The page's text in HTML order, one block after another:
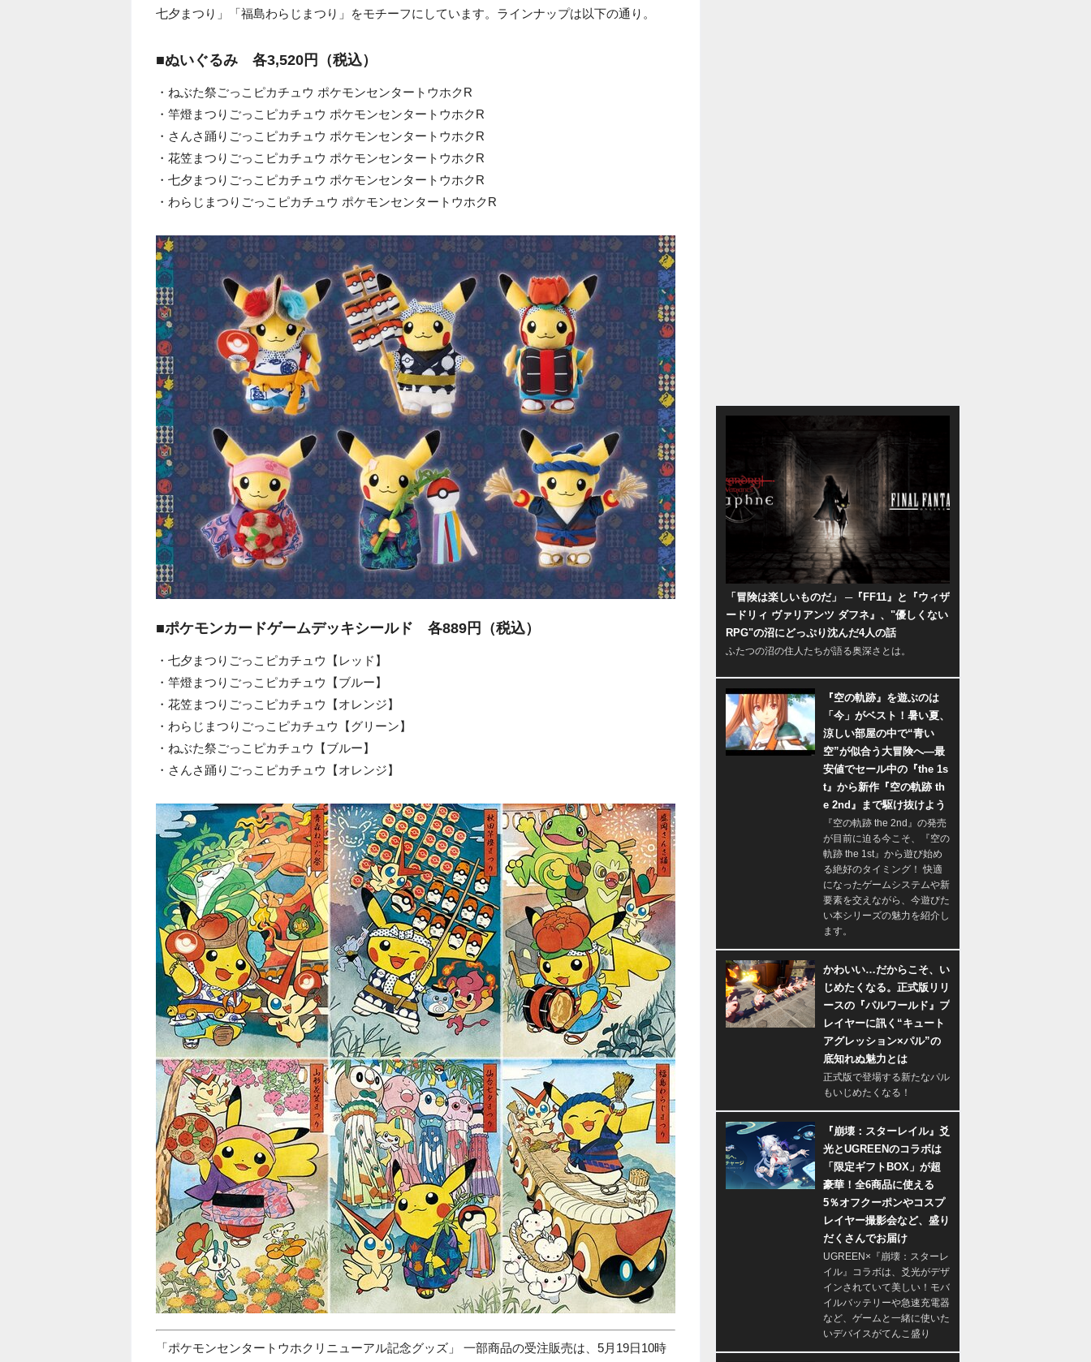
七夕まつり」「福島わらじまつり」をモチーフにしています。ラインナップは以下の通り。
■ぬいぐるみ 各3,520円（税込）
・ねぶた祭ごっこピカチュウ ポケモンセンタートウホクR
・竿燈まつりごっこピカチュウ ポケモンセンタートウホクR
・さんさ踊りごっこピカチュウ ポケモンセンタートウホクR
・花笠まつりごっこピカチュウ ポケモンセンタートウホクR
・七夕まつりごっこピカチュウ ポケモンセンタートウホクR
・わらじまつりごっこピカチュウ ポケモンセンタートウホクR
■ポケモンカードゲームデッキシールド 各889円（税込）
・七夕まつりごっこピカチュウ【レッド】
・竿燈まつりごっこピカチュウ【ブルー】
・花笠まつりごっこピカチュウ【オレンジ】
・わらじまつりごっこピカチュウ【グリーン】
・ねぶた祭ごっこピカチュウ【ブルー】
・さんさ踊りごっこピカチュウ【オレンジ】
「ポケモンセンタートウホクリニューアル記念グッズ」 一部商品の受注販売は、5月19日10時
「冒険は楽しいものだ」 ─『FF11』と『ウィザ
ードリィ ヴァリアンツ ダフネ』、"優しくない
RPG"の沼にどっぷり沈んだ4人の話
ふたつの沼の住人たちが語る奥深さとは。
『空の軌跡』を遊ぶのは
「今」がベスト！暑い夏、
涼しい部屋の中で“青い
空”が似合う大冒険へ―最
安値でセール中の『the 1s
t』から新作『空の軌跡 th
e 2nd』まで駆け抜けよう
『空の軌跡 the 2nd』の発売
が目前に迫る今こそ、『空の
軌跡 the 1st』から遊び始め
る絶好のタイミング！ 快適
になったゲームシステムや新
要素を交えながら、今遊びた
い本シリーズの魅力を紹介し
ます。
かわいい…だからこそ、い
じめたくなる。正式版リリ
ースの『パルワールド』プ
レイヤーに訊く“キュート
アグレッション×パル”の
底知れぬ魅力とは
正式版で登場する新たなパル
もいじめたくなる！
『崩壊：スターレイル』爻
光とUGREENのコラボは
「限定ギフトBOX」が超
豪華！全6商品に使える
5％オフクーポンやコスプ
レイヤー撮影会など、盛り
だくさんでお届け
UGREEN×『崩壊：スターレ
イル』コラボは、爻光がデザ
インされていて美しい！モバ
イルバッテリーや急速充電器
など、ゲームと一緒に使いた
いデバイスがてんこ盛り